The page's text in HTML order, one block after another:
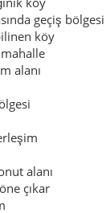
geçiş bölgesi
köy
alanı
alanı
çıkar